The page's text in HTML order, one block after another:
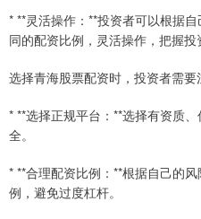
* **灵活操作：**投资者可以根据
同的配资比例，灵活操作，把握投
选择青海股票配资时，投资者需要
* **选择正规平台：**选择有资质
全。
* **合理配资比例：**根据自己的
例，避免过度杠杆。